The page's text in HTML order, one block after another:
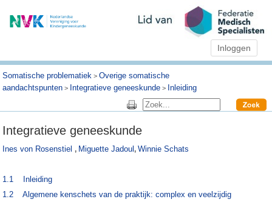
Inloggen
Somatische problematiek >Overige somatische
aandachtspunten > Integratieve geneeskunde > Inleiding
Integratieve geneeskunde
Ines von Rosenstiel, Miguette Jadoul,Winnie Schats
1.1 Inleiding
1.2 Algemene kenschets van de praktijk: complex en veelzijdig